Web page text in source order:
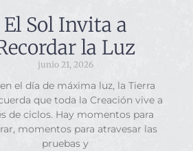
El Sol Invita a
la Luz
junio 21, 2026
el día de máxima luz, la Tierra
que toda la Creación vive a
de ciclos. Hay momentos para
momentos para atravesar las
pruebas y